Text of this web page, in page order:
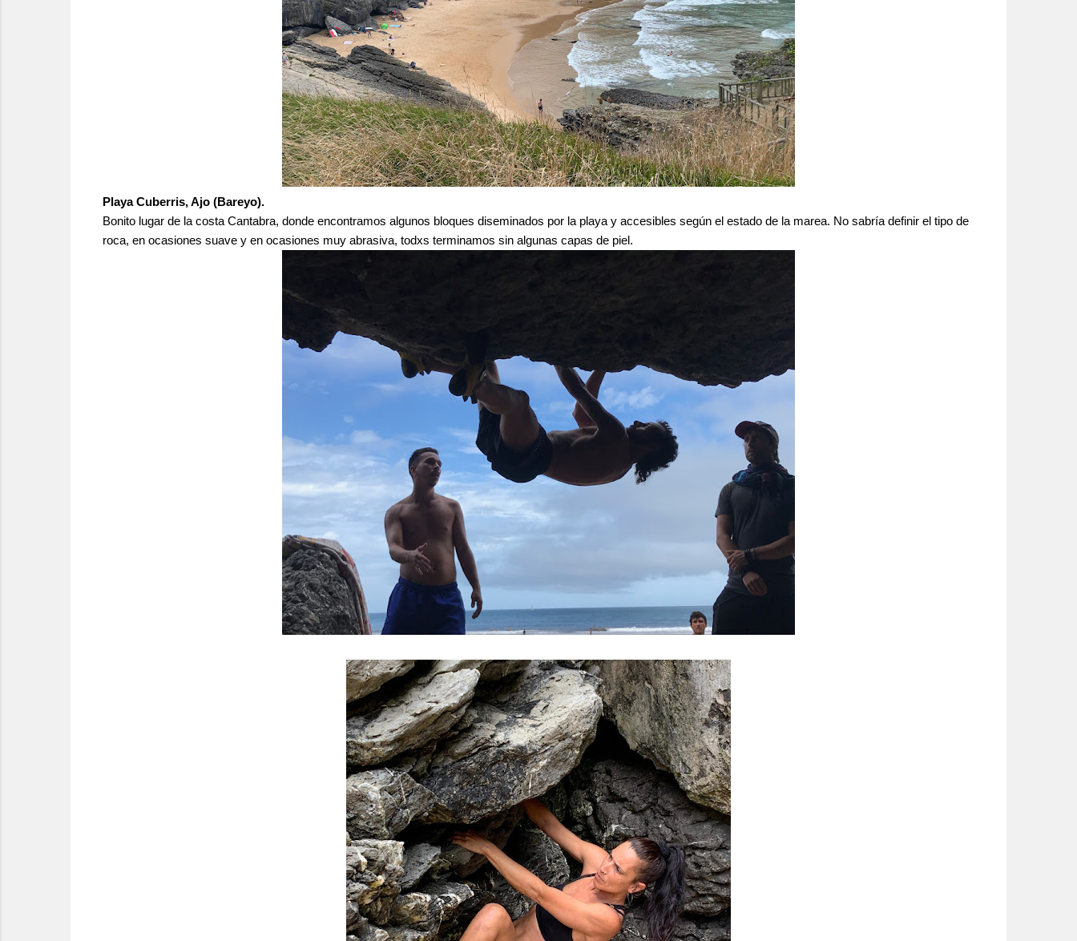
Playa Cuberris, Ajo (Bareyo).
Bonito lugar de la costa Cantabra, donde encontramos algunos bloques diseminados por la playa y accesibles según el estado de la marea. No sabría definir el tipo de
roca, en ocasiones suave y en ocasiones muy abrasiva, todxs terminamos sin algunas capas de piel.